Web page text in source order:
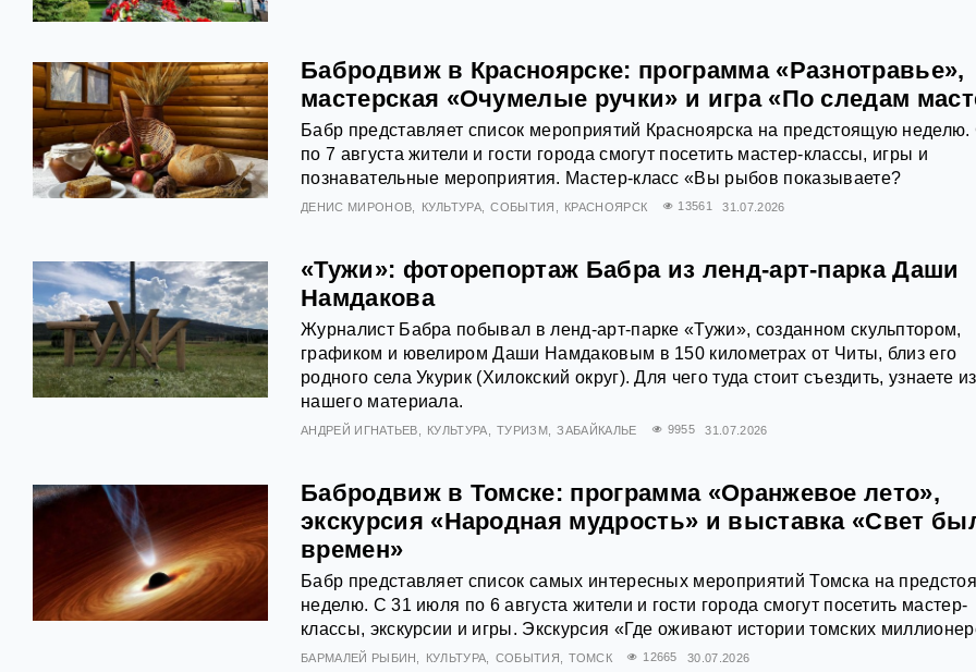
Бабродвиж в Красноярске: программа «Разнотравье»,
мастерская «Очумелые ручки» и игра «По следам
Бабр представляет список мероприятий Красноярска на предстоящую
по 7 августа жители и гости города смогут посетить мастер-классы, игры и
познавательные мероприятия. Мастер-класс «Вы рыбов показываете?
ДЕНИС МИРОНОВ КУЛЬТУРА СОБЫТИЯ КРАСНОЯРСК 13561 31.07.2026
«Тужи»: фоторепортаж Бабра из ленд-арт-парка Даши
Намдакова
Журналист Бабра побывал в ленд-арт-парке «Тужи», созданном скульптором,
графиком и ювелиром Даши Намдаковым в 150 километрах от Читы, близ его
родного села Укурик (Хилокский округ). Для чего туда стоит съездить, узнаете из
нашего материала.
АНДРЕЙ ИГНАТЬЕВ КУЛЬТУРА ТУРИЗМ ЗАБАЙКАЛЬЕ 9955 31.07.2026
Бабродвиж в Томске: программа «Оранжевое лето»,
экскурсия «Народная мудрость» и выставка «Свет
времен»
Бабр представляет список самых интересных мероприятий Томска на
неделю. С 31 июля по 6 августа жители и гости города смогут посетить мастер-
классы, экскурсии и игры. Экскурсия «Где оживают истории томских
БАРМАЛЕЙ РЫБИН КУЛЬТУРА СОБЫТИЯ ТОМСК 12665 30.07.2026